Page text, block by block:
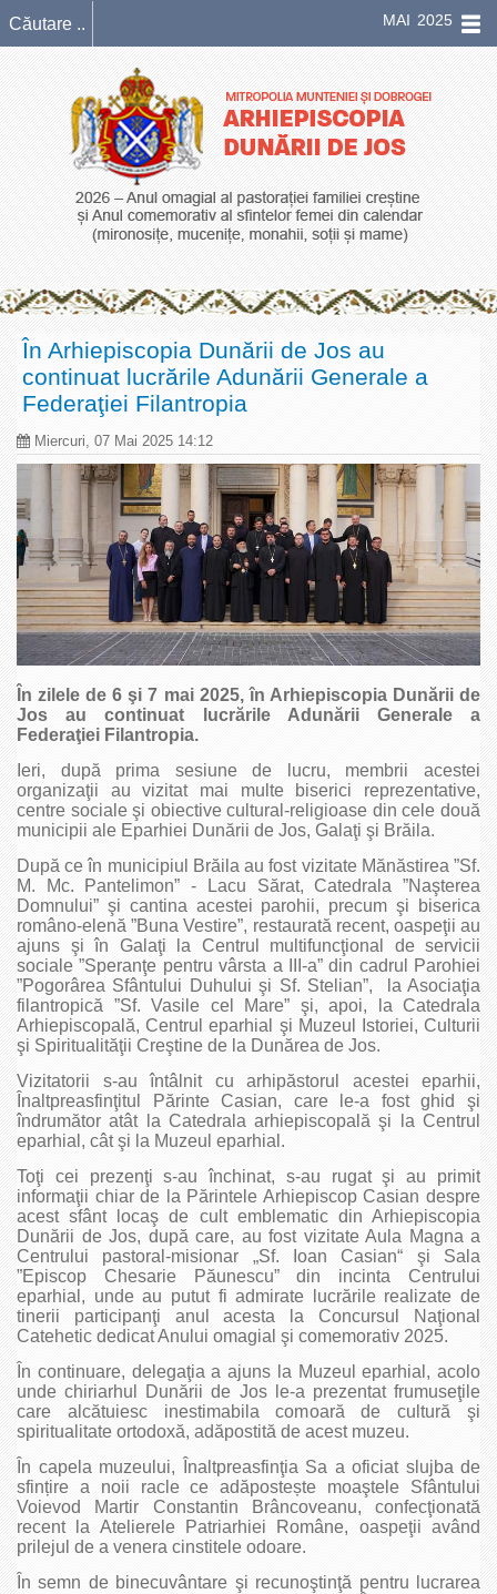
MAI 2025
În Arhiepiscopia Dunării de Jos au
continuat lucrările Adunării Generale a
Federaţiei Filantropia
Miercuri, 07 Mai 2025 14:12
În zilele de 6 şi 7 mai 2025, în Arhiepiscopia Dunării de
Jos au continuat lucrările Adunării Generale a
Federaţiei Filantropia.
Ieri, după prima sesiune de lucru, membrii acestei
organizaţii au vizitat mai multe biserici reprezentative,
centre sociale şi obiective cultural-religioase din cele două
municipii ale Eparhiei Dunării de Jos, Galaţi şi Brăila.
După ce în municipiul Brăila au fost vizitate Mănăstirea ”Sf.
M. Mc. Pantelimon” - Lacu Sărat, Catedrala ”Naşterea
Domnului” şi cantina acestei parohii, precum şi biserica
româno-elenă ”Buna Vestire”, restaurată recent, oaspeţii au
ajuns şi în Galaţi la Centrul multifuncţional de servicii
sociale ”Speranţe pentru vârsta a III-a” din cadrul Parohiei
”Pogorârea Sfântului Duhului şi Sf. Stelian”, la Asociaţia
filantropică ”Sf. Vasile cel Mare” şi, apoi, la Catedrala
Arhiepiscopală, Centrul eparhial şi Muzeul Istoriei, Culturii
şi Spiritualităţii Creştine de la Dunărea de Jos.
Vizitatorii s-au întâlnit cu arhipăstorul acestei eparhii,
Înaltpreasfinţitul Părinte Casian, care le-a fost ghid şi
îndrumător atât la Catedrala arhiepiscopală şi la Centrul
eparhial, cât şi la Muzeul eparhial.
Toţi cei prezenţi s-au închinat, s-au rugat şi au primit
informaţii chiar de la Părintele Arhiepiscop Casian despre
acest sfânt locaş de cult emblematic din Arhiepiscopia
Dunării de Jos, după care, au fost vizitate Aula Magna a
Centrului pastoral-misionar „Sf. Ioan Casian“ şi Sala
”Episcop Chesarie Păunescu” din incinta Centrului
eparhial, unde au putut fi admirate lucrările realizate de
tinerii participanţi anul acesta la Concursul Naţional
Catehetic dedicat Anului omagial şi comemorativ 2025.
În continuare, delegaţia a ajuns la Muzeul eparhial, acolo
unde chiriarhul Dunării de Jos le-a prezentat frumuseţile
care alcătuiesc inestimabila comoară de cultură şi
spiritualitate ortodoxă, adăpostită de acest muzeu.
În capela muzeului, Înaltpreasfinţia Sa a oficiat slujba de
sfințire a noii racle ce adăpostește moaştele Sfântului
Voievod Martir Constantin Brâncoveanu, confecţionată
recent la Atelierele Patriarhiei Române, oaspeţii având
prilejul de a venera cinstitele odoare.
În semn de binecuvântare şi recunoştinţă pentru lucrarea